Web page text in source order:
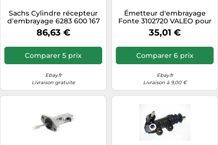
Sachs Cylindre récepteur
d'embrayage 6283 600 167
pour Mazda
86,63 €
Comparer 5 prix
Ebay.fr
Livraison gratuite
Émetteur d'embrayage
Fonte 3102720 VALEO pour
ALFA ROMEO 147 GT
35,01 €
Comparer 6 prix
Ebay.fr
Livraison à 9,00 €